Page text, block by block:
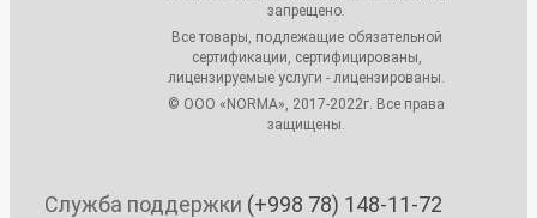
запрещено.
Все товары, подлежащие обязательной
сертификации, сертифицированы,
лицензируемые услуги - лицензированы.
© ООО «NORMA», 2017-2022г. Все права
защищены.
Служба поддержки (+998 78) 148-11-72